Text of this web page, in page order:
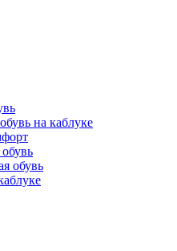
на каблуке
обувь